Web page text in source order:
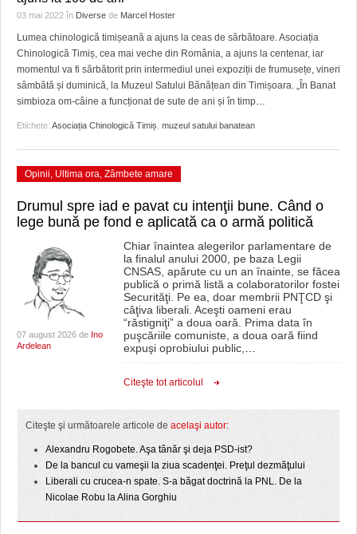
03 mai 2022 în Diverse de Marcel Hoster
Lumea chinologică timișeană a ajuns la ceas de sărbătoare. Asociația
Chinologică Timiș, cea mai veche din România, a ajuns la centenar, iar
momentul va fi sărbătorit prin intermediul unei expoziții de frumusețe, vineri
sâmbătă și duminică, la Muzeul Satului Bănățean din Timișoara. „În Banat
simbioza om-câine a funcționat de sute de ani și în timp…
Etichete: Asociația Chinologică Timiș muzeul satului banatean
Opinii, Ultima ora, Zâmbete amare
Drumul spre iad e pavat cu intenţii bune. Când o
lege bună pe fond e aplicată ca o armă politică
07 august 2026 de Ino
Ardelean
Chiar înaintea alegerilor parlamentare de
la finalul anului 2000, pe baza Legii
CNSAS, apărute cu un an înainte, se făcea
publică o primă listă a colaboratorilor fostei
Securităţi. Pe ea, doar membrii PNŢCD şi
câţiva liberali. Aceşti oameni erau
“răstigniţi” a doua oară. Prima data în
puşcăriile comuniste, a doua oară fiind
expuşi oprobiului public,…
Citeşte tot articolul
Citeşte şi următoarele articole de acelaşi autor:
Alexandru Rogobete. Aşa tânăr şi deja PSD-ist?
De la bancul cu vameşii la ziua scadenţei. Preţul dezmăţului
Liberali cu crucea-n spate. S-a băgat doctrină la PNL. De la
Nicolae Robu la Alina Gorghiu